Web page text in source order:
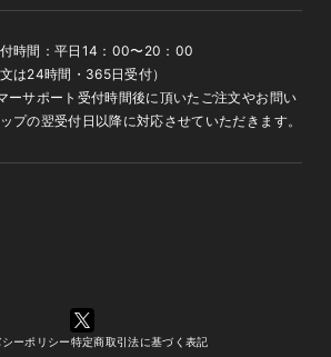
時間：平日14：00〜20：00
は24時間・365日受付）
ーサポート受付時間後に頂いたご注文やお問い
プの翌受付日以降に対応させていただきます。
ーポリシー特定商取引法に基づく表記